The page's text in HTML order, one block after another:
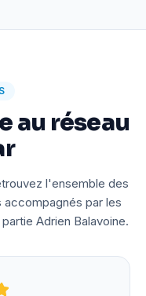
au réseau
l'ensemble des
par les
Adrien Balavoine.